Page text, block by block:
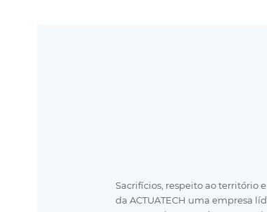
Sacrifícios, respeito ao território
da ACTUATECH uma empresa